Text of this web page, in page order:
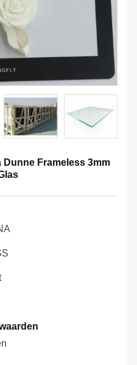
Dunne Frameless 3mm